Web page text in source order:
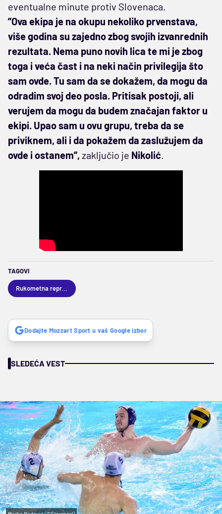
eventualne minute protiv Slovenaca.
”Ova ekipa je na okupu nekoliko prvenstava,
više godina su zajedno zbog svojih izvanrednih
rezultata. Nema puno novih lica te mi je zbog
toga i veća čast i na neki način privilegija što
sam ovde. Tu sam da se dokažem, da mogu da
odradim svoj deo posla. Pritisak postoji, ali
verujem da mogu da budem značajan faktor u
ekipi. Upao sam u ovu grupu, treba da se
priviknem, ali i da pokažem da zaslužujem da
ovde i ostanem”, zaključio je Nikolić.
TAGOVI
Dodajte Mozzart Sport u vaš Google izbor
SLEDEĆA VEST